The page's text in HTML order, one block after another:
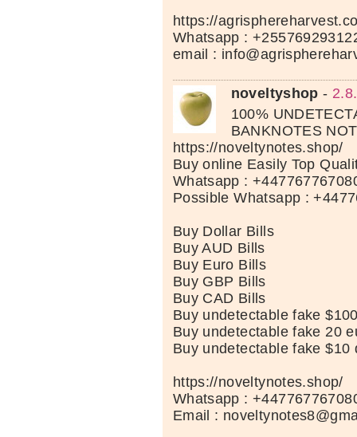
https://
Whatsapp :
email :
noveltyshop -
100%
BANKNOTES
https://noveltynotes.shop/
Buy online Easily Top
Whatsapp :
Possible Whatsapp :
Buy Dollar Bills
Buy AUD Bills
Buy Euro Bills
Buy GBP Bills
Buy CAD Bills
Buy undetectable fake
Buy undetectable fake 20
Buy undetectable fake $10
https://noveltynotes.shop/
Whatsapp :
Email :